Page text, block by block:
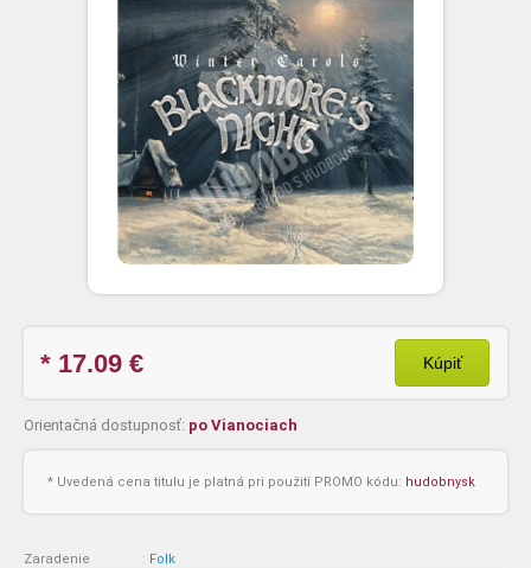
* 17.09 € Kúpiť
Orientačná dostupnosť: po Vianociach
* Uvedená cena titulu je platná pri použití PROMO kódu: hudobnysk
Zaradenie : Folk